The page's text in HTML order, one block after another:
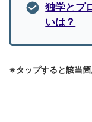
独学とプ
いは？
※タップすると該当箇